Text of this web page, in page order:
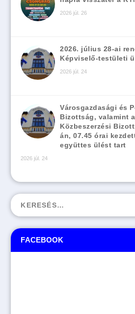
FACEBOOK
2026 júl. 26
2026. július 28-ai
Képviselő-testületi
2026 júl. 24
Városgazdasági és
Bizottság, valamint
Közbeszerzési
án, 07.45 órai
együttes ülést tart
2026 júl. 24